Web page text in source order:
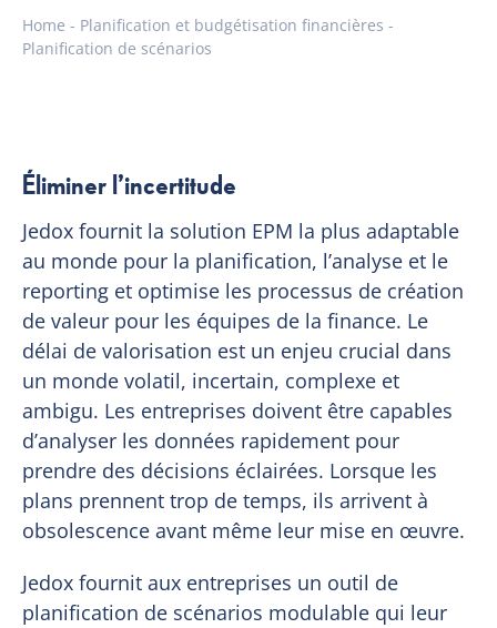
Home - Planification et budgétisation financières -
Planification de scénarios
Éliminer l’incertitude
Jedox fournit la solution EPM la plus adaptable
au monde pour la planification, l’analyse et le
reporting et optimise les processus de création
de valeur pour les équipes de la finance. Le
délai de valorisation est un enjeu crucial dans
un monde volatil, incertain, complexe et
ambigu. Les entreprises doivent être capables
d’analyser les données rapidement pour
prendre des décisions éclairées. Lorsque les
plans prennent trop de temps, ils arrivent à
obsolescence avant même leur mise en œuvre.
Jedox fournit aux entreprises un outil de
planification de scénarios modulable qui leur